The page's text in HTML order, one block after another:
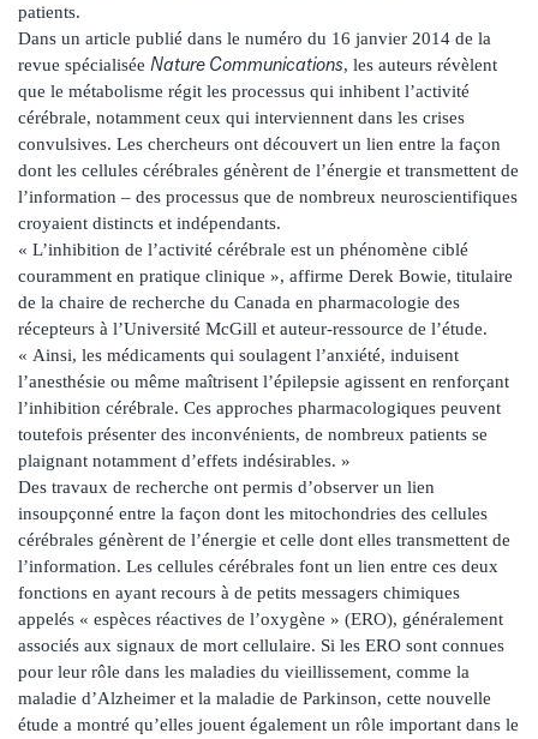
patients.
Dans un article publié dans le numéro du 16 janvier 2014 de la
revue spécialisée Nature Communications, les auteurs révèlent
que le métabolisme régit les processus qui inhibent l’activité
cérébrale, notamment ceux qui interviennent dans les crises
convulsives. Les chercheurs ont découvert un lien entre la façon
dont les cellules cérébrales génèrent de l’énergie et transmettent de
l’information – des processus que de nombreux neuroscientifiques
croyaient distincts et indépendants.
« L’inhibition de l’activité cérébrale est un phénomène ciblé
couramment en pratique clinique », affirme Derek Bowie, titulaire
de la chaire de recherche du Canada en pharmacologie des
récepteurs à l’Université McGill et auteur-ressource de l’étude.
« Ainsi, les médicaments qui soulagent l’anxiété, induisent
l’anesthésie ou même maîtrisent l’épilepsie agissent en renforçant
l’inhibition cérébrale. Ces approches pharmacologiques peuvent
toutefois présenter des inconvénients, de nombreux patients se
plaignant notamment d’effets indésirables. »
Des travaux de recherche ont permis d’observer un lien
insoupçonné entre la façon dont les mitochondries des cellules
cérébrales génèrent de l’énergie et celle dont elles transmettent de
l’information. Les cellules cérébrales font un lien entre ces deux
fonctions en ayant recours à de petits messagers chimiques
appelés « espèces réactives de l’oxygène » (ERO), généralement
associés aux signaux de mort cellulaire. Si les ERO sont connues
pour leur rôle dans les maladies du vieillissement, comme la
maladie d’Alzheimer et la maladie de Parkinson, cette nouvelle
étude a montré qu’elles jouent également un rôle important dans le